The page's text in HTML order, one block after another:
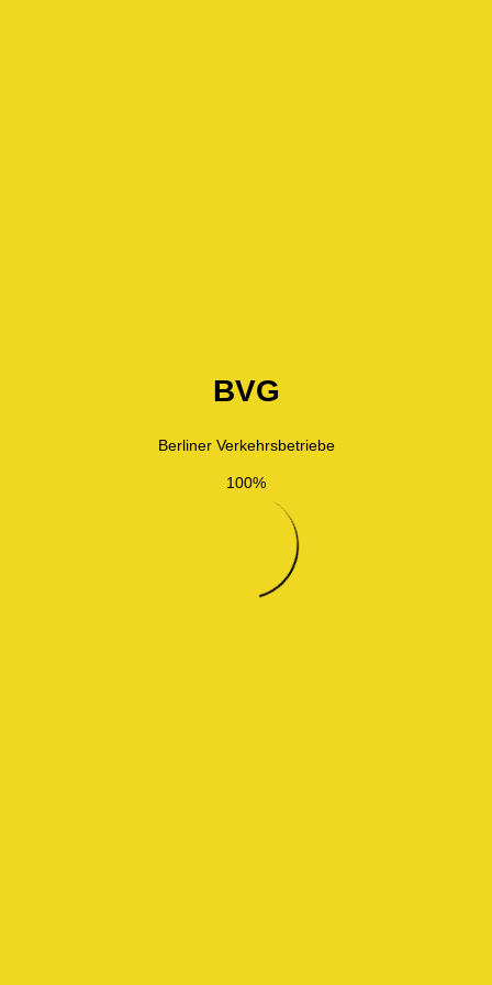
BVG
Berliner Verkehrsbetriebe
100%